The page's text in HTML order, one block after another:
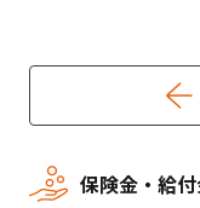
保険金・給